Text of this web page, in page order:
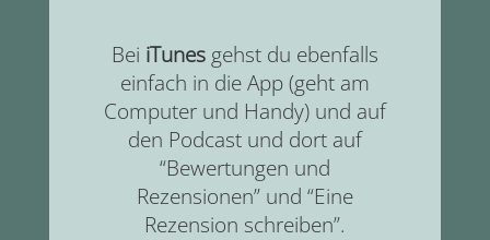
Bei iTunes gehst du ebenfalls
einfach in die App (geht am
Computer und Handy) und auf
den Podcast und dort auf
“Bewertungen und
Rezensionen” und “Eine
Rezension schreiben”.